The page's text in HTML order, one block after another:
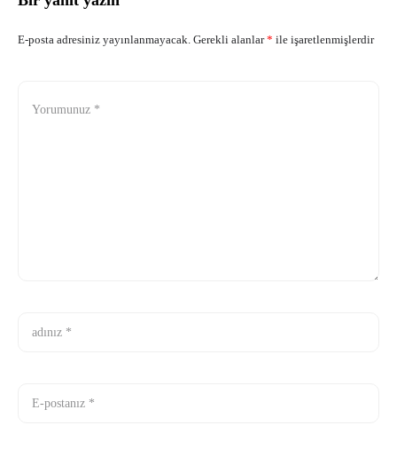
E-posta adresiniz yayınlanmayacak. Gerekli alanlar* ile işaretlenmişlerdir